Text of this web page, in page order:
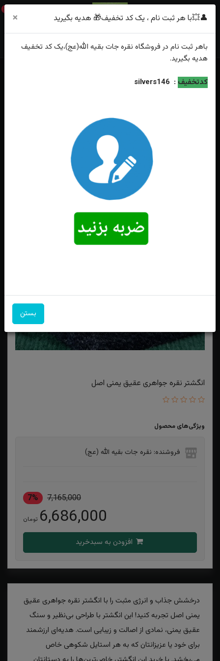
0
خانه فهرست محصولات
انگشتر نقره جواهری عقیق یمنی اصل
ویژگی‌های محصول
فروشنده: نقره جات بقیه الله (عج)
7,165,000
7%
6,686,000 تومان
درخشش جذاب و انرژی مثبت را با انگشتر نقره جواهری عقیق
یمنی اصل تجربه کنید! این انگشتر با طراحی بی‌نظیر و سنگ
عقیق یمنی، نمادی از اصالت و زیبایی است. هدیه‌ای ارزشمند
برای خود یا عزیزانتان که به هر استایل شکوهی خاص
👤💥با هر ثبت نام ، یک کد تخفیف🎁 هدیه بگیرید ×
باهر ثبت نام در فروشگاه نقره جات بقیه الله(عج)،یک کد تخفیف
هدیه بگیرید.
کدتخفیف :
silvers146
بستن